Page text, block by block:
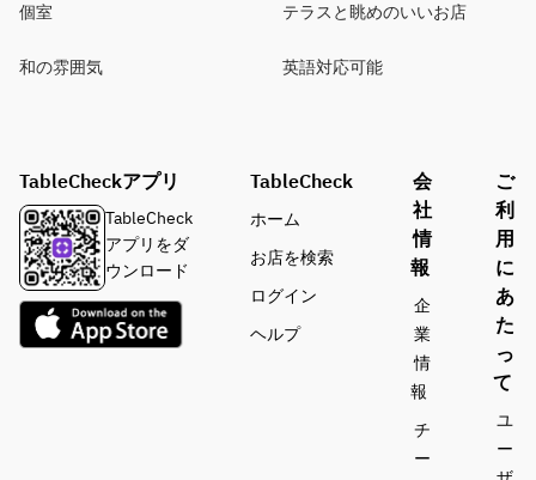
個室 テラスと眺めのいいお店
和の雰囲気 英語対応可能
TableCheckアプリ
TableCheck
アプリをダ
ウンロード
TableCheck
ホーム
お店を検索
ログイン
ヘルプ
会
社
情
報
企
業
情
報
チ
ー
ご
利
用
に
あ
た
っ
て
ユ
ー